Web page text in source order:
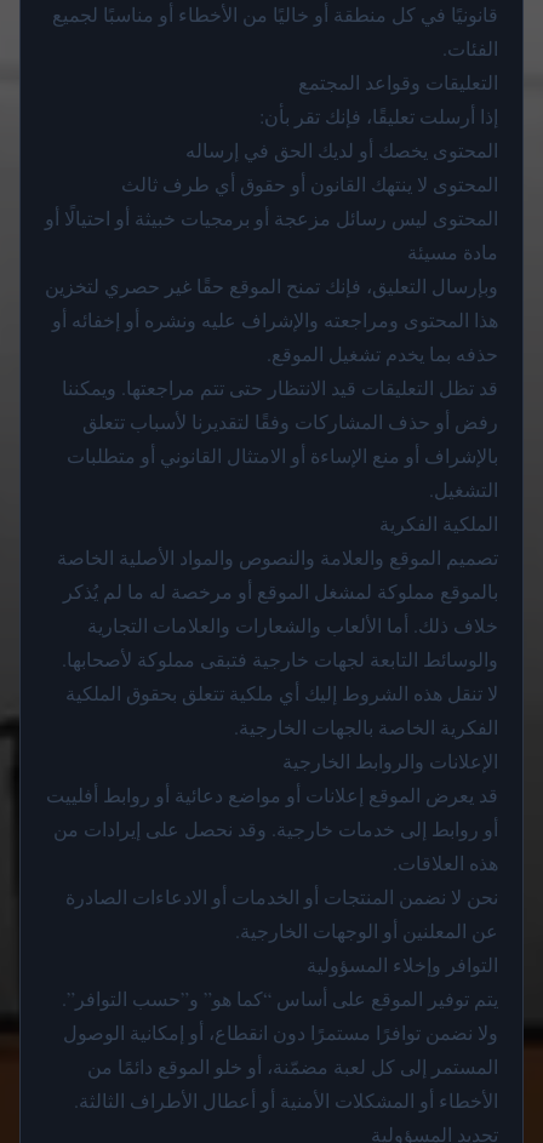
قانونيًا في كل منطقة أو خاليًا من الأخطاء أو مناسبًا لجميع
الفئات.
التعليقات وقواعد المجتمع
إذا أرسلت تعليقًا، فإنك تقر بأن:
المحتوى يخصك أو لديك الحق في إرساله
المحتوى لا ينتهك القانون أو حقوق أي طرف ثالث
المحتوى ليس رسائل مزعجة أو برمجيات خبيثة أو احتيالًا أو
مادة مسيئة
وبإرسال التعليق، فإنك تمنح الموقع حقًا غير حصري لتخزين
هذا المحتوى ومراجعته والإشراف عليه ونشره أو إخفائه أو
حذفه بما يخدم تشغيل الموقع.
قد تظل التعليقات قيد الانتظار حتى تتم مراجعتها. ويمكننا
رفض أو حذف المشاركات وفقًا لتقديرنا لأسباب تتعلق
بالإشراف أو منع الإساءة أو الامتثال القانوني أو متطلبات
التشغيل.
الملكية الفكرية
تصميم الموقع والعلامة والنصوص والمواد الأصلية الخاصة
بالموقع مملوكة لمشغل الموقع أو مرخصة له ما لم يُذكر
خلاف ذلك. أما الألعاب والشعارات والعلامات التجارية
والوسائط التابعة لجهات خارجية فتبقى مملوكة لأصحابها.
لا تنقل هذه الشروط إليك أي ملكية تتعلق بحقوق الملكية
الفكرية الخاصة بالجهات الخارجية.
الإعلانات والروابط الخارجية
قد يعرض الموقع إعلانات أو مواضع دعائية أو روابط أفلييت
أو روابط إلى خدمات خارجية. وقد نحصل على إيرادات من
هذه العلاقات.
نحن لا نضمن المنتجات أو الخدمات أو الادعاءات الصادرة
عن المعلنين أو الوجهات الخارجية.
التوافر وإخلاء المسؤولية
يتم توفير الموقع على أساس “كما هو” و”حسب التوافر”.
ولا نضمن توافرًا مستمرًا دون انقطاع، أو إمكانية الوصول
المستمر إلى كل لعبة مضمّنة، أو خلو الموقع دائمًا من
الأخطاء أو المشكلات الأمنية أو أعطال الأطراف الثالثة.
تحديد المسؤولية